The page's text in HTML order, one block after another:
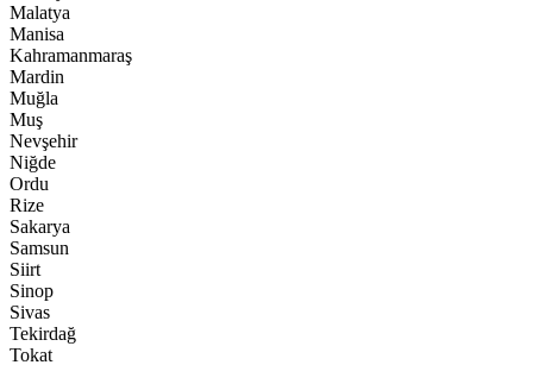
Malatya
Manisa
Kahramanmaraş
Mardin
Muğla
Muş
Nevşehir
Niğde
Ordu
Rize
Sakarya
Samsun
Siirt
Sinop
Sivas
Tekirdağ
Tokat